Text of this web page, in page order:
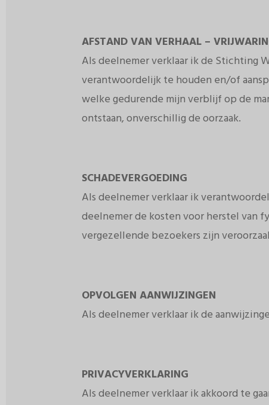
AFSTAND VAN VERHAAL –
Als deelnemer verklaar ik de Stichting
verantwoordelijk te houden en/of
welke gedurende mijn verblijf op de
ontstaan, onverschillig de oorzaak.
SCHADEVERGOEDING
Als deelnemer verklaar ik
deelnemer de kosten voor herstel van
vergezellende bezoekers zijn
OPVOLGEN AANWIJZINGEN
Als deelnemer verklaar ik de
PRIVACYVERKLARING
Als deelnemer verklaar ik akkoord te